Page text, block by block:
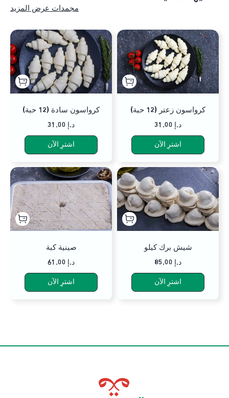
مجمدات عرض المزيد
كرواسون زعتر (12 حبة)
31.00 د.إ
اشترِ الآن
كرواسون سادة (12 حبة)
31.00 د.إ
اشترِ الآن
شيش برك كيلو
85.00 د.إ
اشترِ الآن
صينية كبة
61.00 د.إ
اشترِ الآن